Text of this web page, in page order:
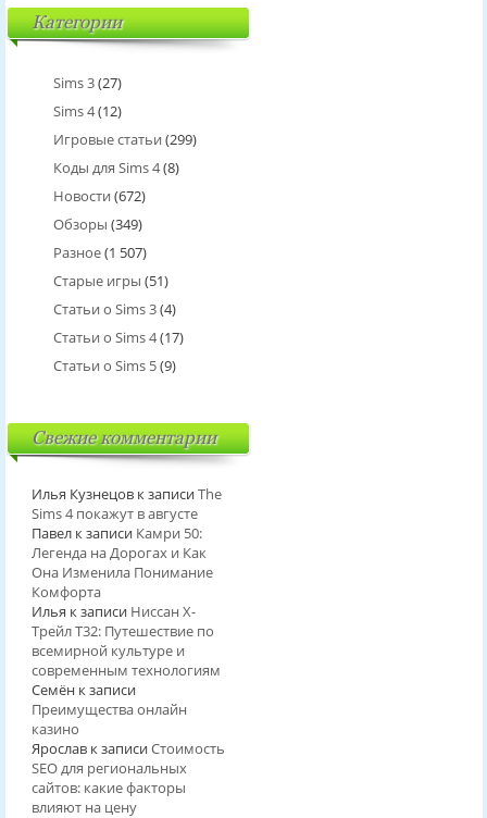
Категории
Sims 3(27)
Sims 4(12)
Игровые статьи (299)
Коды для Sims 4(8)
Новости (672)
Обзоры (349)
Разное(1 507)
Старые игры (51)
Статьи о Sims 3(4)
Статьи о Sims 4(17)
Статьи о Sims 5(9)
Свежие комментарии
Илья Кузнецовк записиThe
Sims 4 покажут в августе
Павелк записи Камри 50:
Легенда на Дорогах и Как
Она Изменила Понимание
Комфорта
Илья к записи Ниссан Х-
Трейл T32: Путешествие по
всемирной культуре и
современным технологиям
Семёнк записи
Преимущества онлайн
казино
Ярославк записиСтоимость
SEO для региональных
сайтов: какие факторы
влияют на цену